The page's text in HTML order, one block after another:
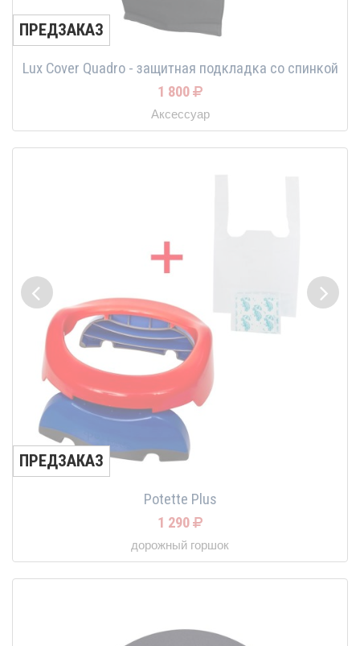
ПРЕДЗАКАЗ
Lux Cover Quadro - защитная подкладка со спинкой
1 800
Аксессуар
ПРЕДЗАКАЗ
Potette Plus
1 290
дорожный горшок